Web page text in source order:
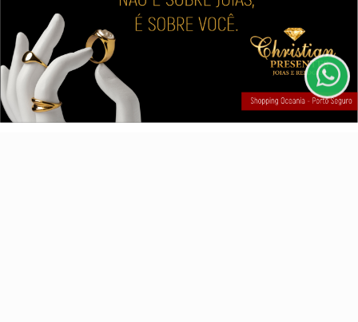
Pesquisar Notícia
de navegação. Ao continuar o acesso, entendemos que
você concorda com nossos Termos de Uso e
Privacidade.
PARA MAIS INFORMAÇÕES,
ACESSE NOSSOS TERMOS
CLICANDO AQUI
PROSSEGUIR